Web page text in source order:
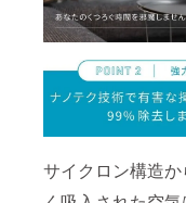
サイクロン構造か